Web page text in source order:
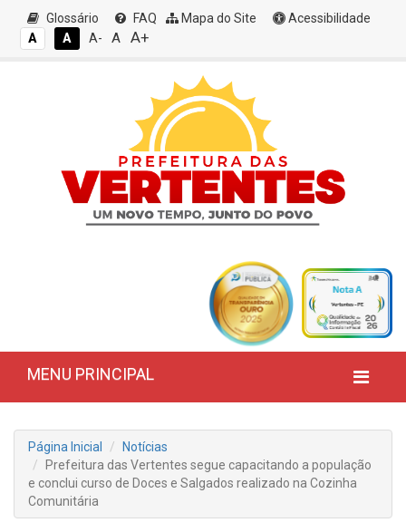
Glossário FAQ Mapa do Site
Acessibilidade
A
A A- A A+
MENU PRINCIPAL
Página Inicial
Notícias
Prefeitura das Vertentes segue capacitando a população
e conclui curso de Doces e Salgados realizado na Cozinha
Comunitária